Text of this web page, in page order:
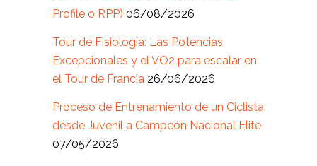
Profile o RPP) 06/08/2026
Tour de Fisiología: Las Potencias
Excepcionales y el VO2 para escalar en
el Tour de Francia 26/06/2026
Proceso de Entrenamiento de un Ciclista
desde Juvenil a Campeón Nacional Elite
07/05/2026